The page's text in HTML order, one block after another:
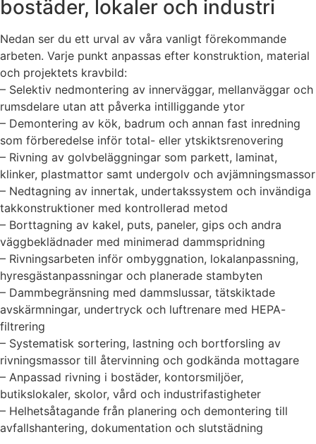
bostäder, lokaler och industri
Nedan ser du ett urval av våra vanligt förekommande
arbeten. Varje punkt anpassas efter konstruktion, material
och projektets kravbild:
– Selektiv nedmontering av innerväggar, mellanväggar och
rumsdelare utan att påverka intilliggande ytor
– Demontering av kök, badrum och annan fast inredning
som förberedelse inför total- eller ytskiktsrenovering
– Rivning av golvbeläggningar som parkett, laminat,
klinker, plastmattor samt undergolv och avjämningsmassor
– Nedtagning av innertak, undertakssystem och invändiga
takkonstruktioner med kontrollerad metod
– Borttagning av kakel, puts, paneler, gips och andra
väggbeklädnader med minimerad dammspridning
– Rivningsarbeten inför ombyggnation, lokalanpassning,
hyresgästanpassningar och planerade stambyten
– Dammbegränsning med dammslussar, tätskiktade
avskärmningar, undertryck och luftrenare med HEPA-
filtrering
– Systematisk sortering, lastning och bortforsling av
rivningsmassor till återvinning och godkända mottagare
– Anpassad rivning i bostäder, kontorsmiljöer,
butikslokaler, skolor, vård och industrifastigheter
– Helhetsåtagande från planering och demontering till
avfallshantering, dokumentation och slutstädning